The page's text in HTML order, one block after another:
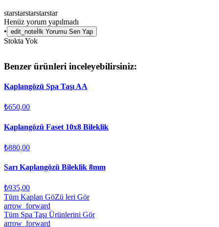
starstarstarstarstar
Henüz yorum yapılmadı
• edit_note İlk Yorumu Sen Yap
Stokta Yok
Benzer ürünleri inceleyebilirsiniz:
Kaplangözü Spa Taşı AA
₺650,00
Kaplangözü Faset 10x8 Bileklik
₺880,00
Sarı Kaplangözü Bileklik 8mm
₺935,00
Tüm Kaplan GöZü leri Gör
arrow_forward
Tüm Spa Taşı Ürünlerini Gör
arrow_forward